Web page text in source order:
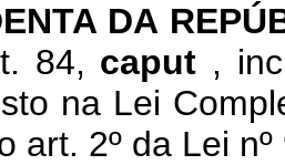
DA
84, caput ,
na Lei
art. 2º da Lei